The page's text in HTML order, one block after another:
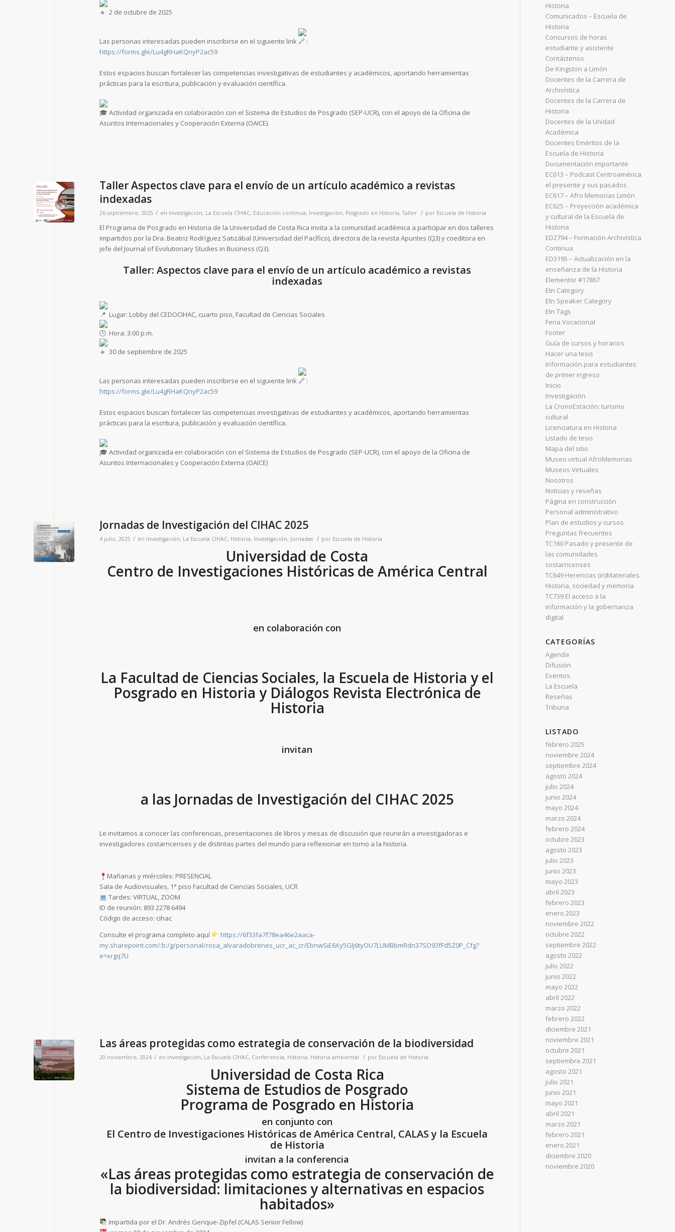
2 de octubre de 2025
Las personas interesadas pueden inscribirse en el siguiente link
:
https://forms.gle/Lu4gRHaKQnyP2ac59
Estos espacios buscan fortalecer las competencias investigativas de estudiantes y académicos, aportando herramientas
prácticas para la escritura, publicación y evaluación científica.
Actividad organizada en colaboración con el Sistema de Estudios de Posgrado (SEP-UCR), con el apoyo de la Oficina de
Asuntos Internacionales y Cooperación Externa (OAICE).
Taller Aspectos clave para el envío de un artículo académico a revistas
indexadas
26 septiembre, 2025 / en Investigación, La Escuela CIHAC, Educación continua, Investigación, Posgrado en Historia,Taller / por Escuela de Historia
El Programa de Posgrado en Historia de la Universidad de Costa Rica invita a la comunidad académica a participar en dos talleres
impartidos por la Dra. Beatriz Rodríguez Satizábal (Universidad del Pacífico), directora de la revista Apuntes (Q3) y coeditora en
jefe del Journal of Evolutionary Studies in Business (Q3).
Taller: Aspectos clave para el envío de un artículo académico a revistas
indexadas
Lugar: Lobby del CEDOCIHAC, cuarto piso, Facultad de Ciencias Sociales
Hora: 3:00 p.m.
30 de septiembre de 2025
Las personas interesadas pueden inscribirse en el siguiente link
:
https://forms.gle/Lu4gRHaKQnyP2ac59
Estos espacios buscan fortalecer las competencias investigativas de estudiantes y académicos, aportando herramientas
prácticas para la escritura, publicación y evaluación científica.
Actividad organizada en colaboración con el Sistema de Estudios de Posgrado (SEP-UCR), con el apoyo de la Oficina de
Asuntos Internacionales y Cooperación Externa (OAICE)
Jornadas de Investigación del CIHAC 2025
4 julio, 2025 / en Investigación, La Escuela CIHAC, Historia, Investigación, Jornadas / por Escuela de Historia
Universidad de Costa
Centro de Investigaciones Históricas de América Central
en colaboración con
La Facultad de Ciencias Sociales, la Escuela de Historia y el
Posgrado en Historia y Diálogos Revista Electrónica de
Historia
invitan
a las Jornadas de Investigación del CIHAC 2025
Le invitamos a conocer las conferencias, presentaciones de libros y mesas de discusión que reunirán a investigadoras e
investigadores costarricenses y de distintas partes del mundo para reflexionar en torno a la historia.
Mañanas y miércoles: PRESENCIAL
Sala de Audiovisuales, 1° piso Facultad de Ciencias Sociales, UCR
Tardes: VIRTUAL, ZOOM
ID de reunión: 893 2278 6494
Código de acceso: cihac
Consulte el programa completo aquí
https://6f33fa7f78ea46e2aaca-
my.sharepoint.com/:b:/g/personal/rosa_alvaradobrenes_ucr_ac_cr/EbnwSiE6Xy5Glj6tyOU7LUMBbmRdn37SO93fFd5Z0P_Cfg?
e=xrgq7U
Las áreas protegidas como estrategia de conservación de la biodiversidad
20 noviembre, 2024 / en Investigación, La Escuela CIHAC, Conferencia, Historia, Historia ambiental / por Escuela de Historia
Universidad de Costa Rica
Sistema de Estudios de Posgrado
Programa de Posgrado en Historia
en conjunto con
El Centro de Investigaciones Históricas de América Central, CALAS y la Escuela
de Historia
invitan a la conferencia
«Las áreas protegidas como estrategia de conservación de
la biodiversidad: limitaciones y alternativas en espacios
habitados»
Impartida por el Dr. Andrés Gerique-Zipfel (CALAS Senior Fellow)
Historia
Comunicados – Escuela de
Historia
Concursos de horas
estudiante y asistente
Contáctenos
De Kingston a Limón
Docentes de la Carrera de
Archivística
Docentes de la Carrera de
Historia
Docentes de la Unidad
Académica
Docentes Eméritos de la
Escuela de Historia
Documentación importante
EC613 – Podcast Centroamérica
el presente y sus pasados
EC617 – Afro Memorias Limón
EC625 – Proyección académica
y cultural de la Escuela de
Historia
ED2794 – Formación Archivística
Continua
ED3195 – Actualización en la
enseñanza de la Historia
Elementor #17867
Etn Category
Etn Speaker Category
Etn Tags
Feria Vocacional
Footer
Guía de cursos y horarios
Hacer una tesis
Información para estudiantes
de primer ingreso
Inicio
Investigación
La CronoEstación: turismo
cultural
Licenciatura en Historia
Listado de tesis
Mapa del sitio
Museo virtual AfroMemorias
Museos Virtuales
Nosotros
Noticias y reseñas
Página en construcción
Personal administrativo
Plan de estudios y cursos
Preguntas frecuentes
TC160 Pasado y presente de
las comunidades
costarricenses
TC649 Herencias (in)Materiales:
Historia, sociedad y memoria
TC739 El acceso a la
información y la gobernanza
digital
CATEGORÍAS
Agenda
Difusión
Eventos
La Escuela
Reseñas
Tribuna
LISTADO
febrero 2025
noviembre 2024
septiembre 2024
agosto 2024
julio 2024
junio 2024
mayo 2024
marzo 2024
febrero 2024
octubre 2023
agosto 2023
julio 2023
junio 2023
mayo 2023
abril 2023
febrero 2023
enero 2023
noviembre 2022
octubre 2022
septiembre 2022
agosto 2022
julio 2022
junio 2022
mayo 2022
abril 2022
marzo 2022
febrero 2022
diciembre 2021
noviembre 2021
octubre 2021
septiembre 2021
agosto 2021
julio 2021
junio 2021
mayo 2021
abril 2021
marzo 2021
febrero 2021
enero 2021
diciembre 2020
noviembre 2020